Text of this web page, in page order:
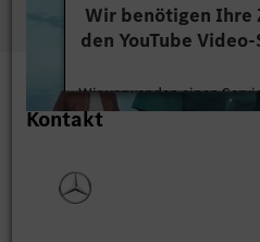
Wir benötigen Ihre
den YouTube
Wir verwenden einen
um Videoinhalte
Kontakt